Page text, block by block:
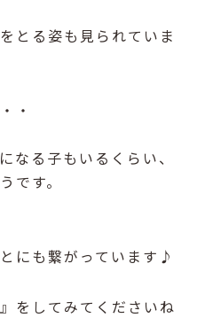
とる姿も見られていま
・
なる子もいるくらい、
です。
にも繋がっています♪
をしてみてくださいね